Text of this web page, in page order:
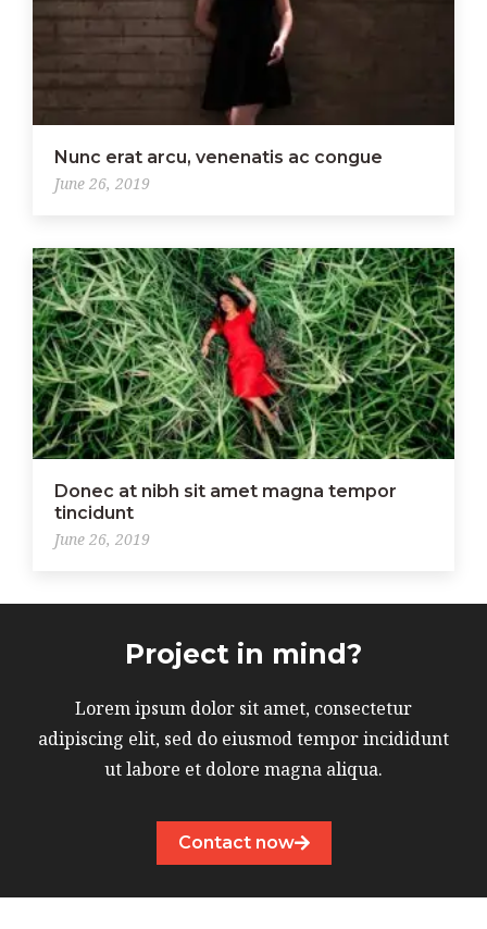
Nunc erat arcu, venenatis ac congue
June 26, 2019
Donec at nibh sit amet magna tempor
tincidunt
June 26, 2019
Project in mind?
Lorem ipsum dolor sit amet, consectetur
adipiscing elit, sed do eiusmod tempor incididunt
ut labore et dolore magna aliqua.
Contact now